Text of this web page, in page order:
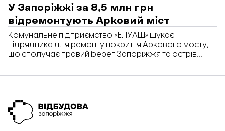
У Запоріжжі за 8,5 млн грн
відремонтують Арковий міст
Комунальне підприємство «ЕЛУАШ» шукає
підрядника для ремонту покриття Аркового мосту,
що сполучає правий берег Запоріжжя та острів
йдеться у тендері на Prozorro.